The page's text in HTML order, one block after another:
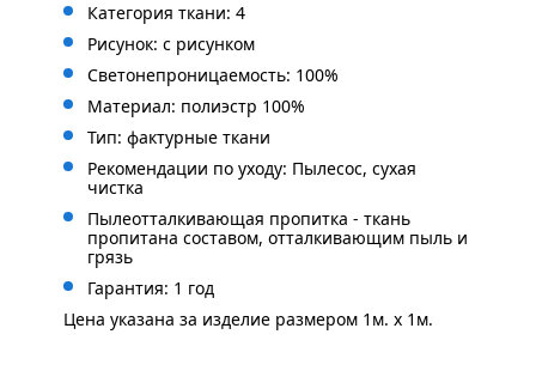
Категория ткани: 4
Рисунок: с рисунком
Светонепроницаемость: 100%
Материал: полиэстр 100%
Тип: фактурные ткани
Рекомендации по уходу: Пылесос, сухая
чистка
Пылеотталкивающая пропитка - ткань
пропитана составом, отталкивающим пыль и
грязь
Гарантия: 1 год
Цена указана за изделие размером 1м. x 1м.